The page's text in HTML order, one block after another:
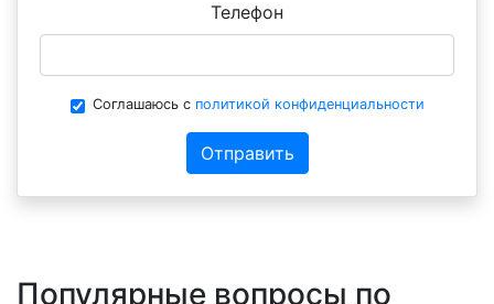
Телефон
Соглашаюсь с политикой конфиденциальности
Отправить
Популярные вопросы по